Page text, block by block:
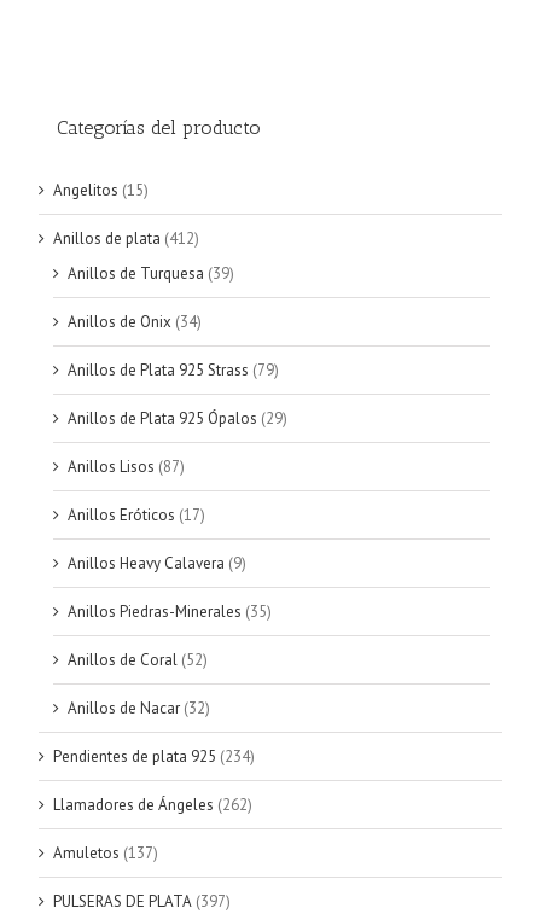
Categorías del producto
Angelitos (15)
Anillos de plata (412)
Anillos de Turquesa (39)
Anillos de Onix (34)
Anillos de Plata 925 Strass (79)
Anillos de Plata 925 Ópalos (29)
Anillos Lisos (87)
Anillos Eróticos (17)
Anillos Heavy Calavera (9)
Anillos Piedras-Minerales (35)
Anillos de Coral (52)
Anillos de Nacar (32)
Pendientes de plata 925 (234)
Llamadores de Ángeles (262)
Amuletos (137)
PULSERAS DE PLATA (397)